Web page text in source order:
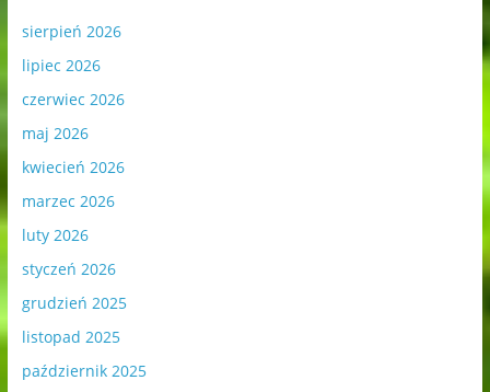
sierpień 2026
lipiec 2026
czerwiec 2026
maj 2026
kwiecień 2026
marzec 2026
luty 2026
styczeń 2026
grudzień 2025
listopad 2025
październik 2025